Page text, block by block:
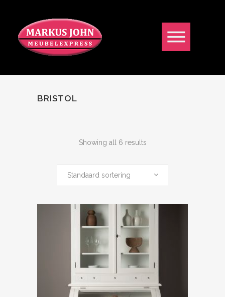
BRISTOL
Showing all 6 results
Standaard sortering